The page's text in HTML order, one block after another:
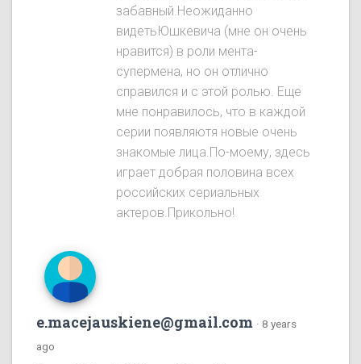
забавный.Неожиданно
видетьЮшкевича (мне он очень
нравится) в роли мента-
супермена, но он отлично
справился и с этой ролью. Еще
мне понравилось, что в каждой
серии появляютя новые очень
знакомые лица.По-моему, здесь
играет добрая половина всех
российских сериальных
актеров.Прикольно!
e.macejauskiene@gmail.com · 8 years
ago